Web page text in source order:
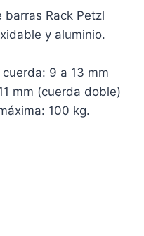
Rack Petzl
y aluminio.
9 a 13 mm
mm (cuerda doble)
100 kg.